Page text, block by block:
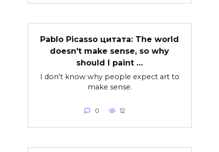
Pablo Picasso цитата: The world
doesn't make sense, so why
should I paint …
I don't know why people expect art to
make sense.
0 12